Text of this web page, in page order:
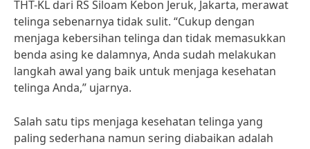
THT-KL dari RS Siloam Kebon Jeruk, Jakarta, merawat
telinga sebenarnya tidak sulit. “Cukup dengan
menjaga kebersihan telinga dan tidak memasukkan
benda asing ke dalamnya, Anda sudah melakukan
langkah awal yang baik untuk menjaga kesehatan
telinga Anda,” ujarnya.
Salah satu tips menjaga kesehatan telinga yang
paling sederhana namun sering diabaikan adalah